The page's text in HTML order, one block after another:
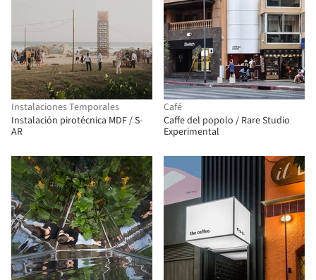
Instalaciones Temporales
Instalación pirotécnica MDF / S-
AR
Café
Caffe del popolo / Rare Studio
Experimental